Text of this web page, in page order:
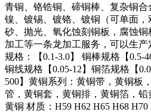
青铜、铬锆铜、碲铜棒、复杂铜
镍、镀锡、镀铬、镀铜（可单面
砂、抛光、氧化蚀刻铜板，腐蚀
加工等一条龙加工服务，可以生
规格：【0.1-3.0】 铜棒规格【0.5-
铜线规格【0.05-12】铜箔规格【
500】黄铜系列：黄铜带，黄铜板
管，黄铜套，黄铜排，黄铜箔，
黄铜 材质：H59 H62 H65 H68 H70